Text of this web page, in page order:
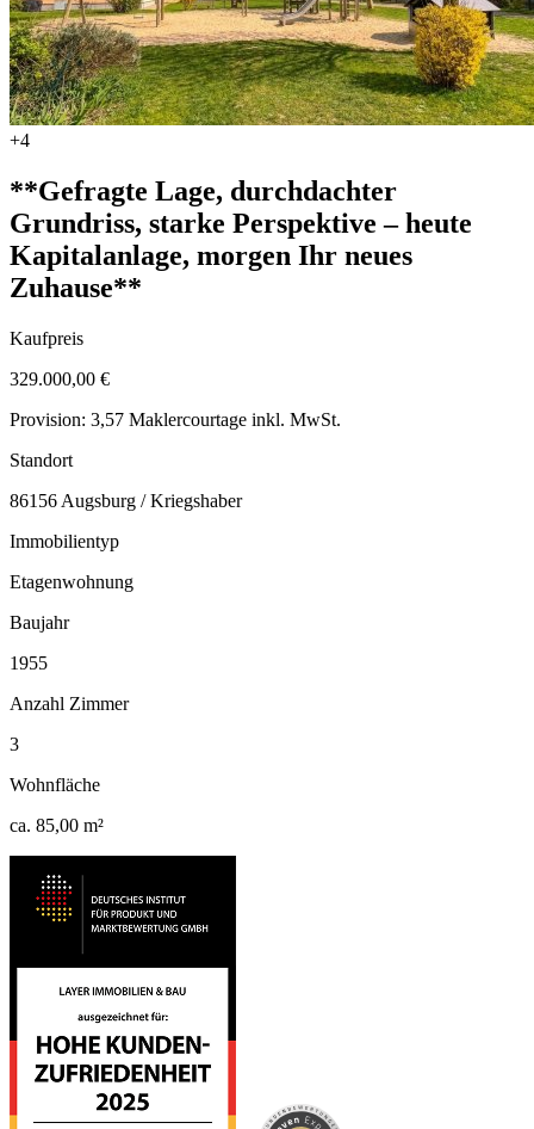
+4
**Gefragte Lage, durchdachter
Grundriss, starke Perspektive – heute
Kapitalanlage, morgen Ihr neues
Zuhause**
Kaufpreis
329.000,00 €
Provision: 3,57 Maklercourtage inkl. MwSt.
Standort
86156 Augsburg / Kriegshaber
Immobilientyp
Etagenwohnung
Baujahr
1955
Anzahl Zimmer
3
Wohnfläche
ca. 85,00 m²